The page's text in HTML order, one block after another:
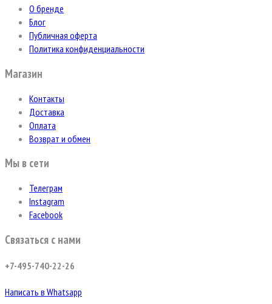
О бренде
Блог
Публичная оферта
Политика конфиденциальности
Магазин
Контакты
Доставка
Оплата
Возврат и обмен
Мы в сети
Телеграм
Instagram
Facebook
Связаться с нами
+7-495-740-22-26
Написать в Whatsapp